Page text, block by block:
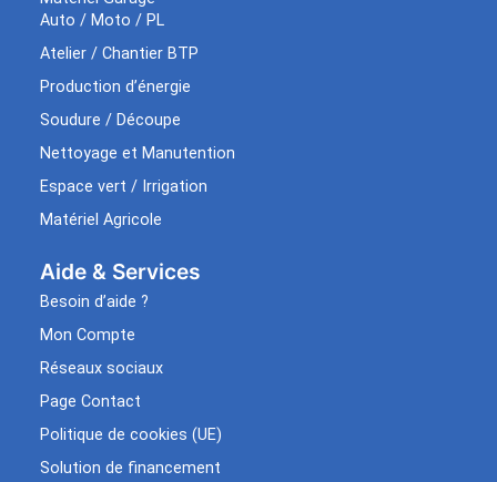
Auto / Moto / PL
Atelier / Chantier BTP
Production d’énergie
Soudure / Découpe
Nettoyage et Manutention
Espace vert / Irrigation
Matériel Agricole
Aide & Services​
Besoin d’aide ?
Mon Compte
Réseaux sociaux
Page Contact
Politique de cookies (UE)
Solution de financement